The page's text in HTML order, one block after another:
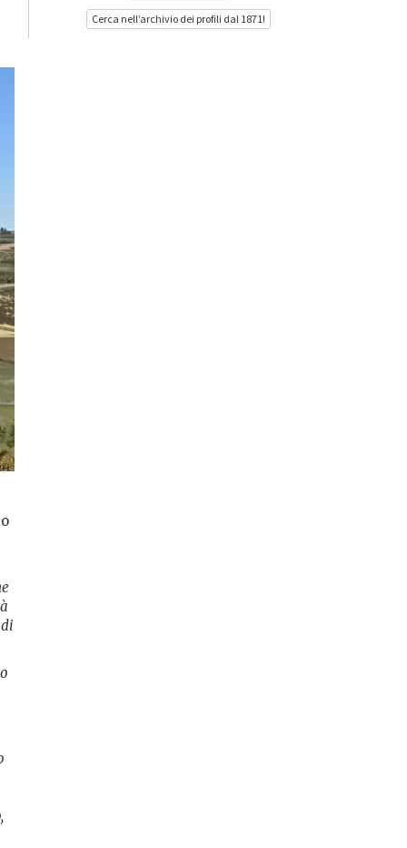
Cerca nell’archivio dei profili dal 1871!